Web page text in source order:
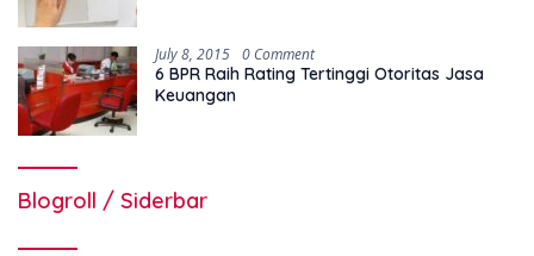
July 8, 2015 0 Comment
6 BPR Raih Rating Tertinggi Otoritas Jasa
Keuangan
Blogroll / Siderbar